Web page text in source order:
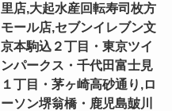
里店,大起水産回転寿司枚方
モール店,セブンイレブン文
京本駒込２丁目・東京ツイ
ンパークス・千代田富士見
１丁目・茅ヶ崎高砂通り,ロ
ーソン堺翁橋・鹿児島皷川